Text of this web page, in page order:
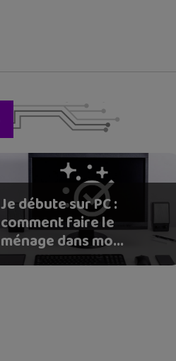
Je débute sur PC :
comment faire le
ménage dans mo...